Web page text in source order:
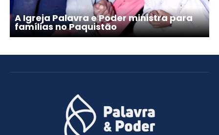
A Igreja Palavra e Poder ministra para
famílias no Paquistão